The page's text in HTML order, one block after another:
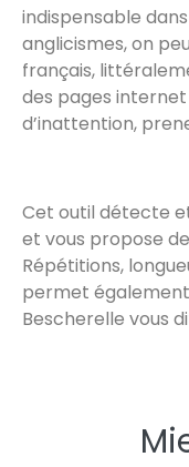
indispensable
anglicismes, on
français,
des pages
d’inattention,
Cet outil détecte
et vous propose
Répétitions,
permet
Bescherelle vous